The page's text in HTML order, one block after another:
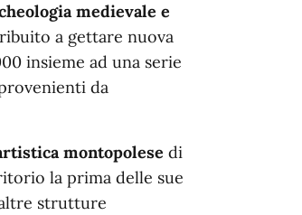
medievale e
a gettare nuova
insieme ad una serie
da
montopolese di
la prima delle sue
strutture